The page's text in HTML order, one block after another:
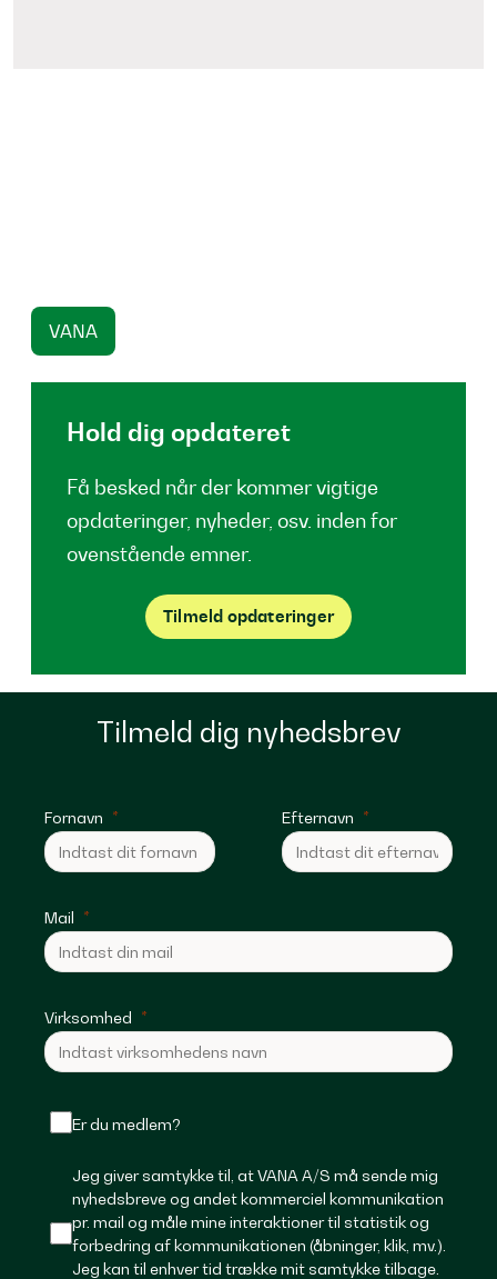
VANA
Hold dig opdateret
Få besked når der kommer vigtige
opdateringer, nyheder, osv. inden for
ovenstående emner.
Tilmeld opdateringer
Tilmeld dig nyhedsbrev
Fornavn Efternavn
Mail
Virksomhed
Er du medlem?
Jeg giver samtykke til, at VANA A/S må sende mig
nyhedsbreve og andet kommerciel kommunikation
pr. mail og måle mine interaktioner til statistik og
forbedring af kommunikationen (åbninger, klik, mv.).
Jeg kan til enhver tid trække mit samtykke tilbage.